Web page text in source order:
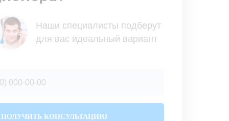
Наши специалисты подберут
для вас идеальный вариант
ПОЛУЧИТЬ КОНСУЛЬТАЦИЮ